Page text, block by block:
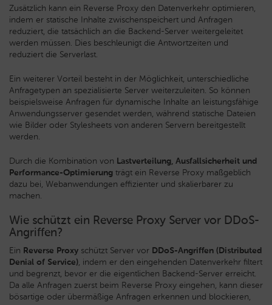
Zusätzlich kann ein Reverse Proxy den Datenverkehr optimieren,
indem er statische Inhalte zwischenspeichert und Anfragen
reduziert, die tatsächlich an die Backend-Server weitergeleitet
werden müssen. Dies beschleunigt die Antwortzeiten und
reduziert die Serverlast.
Ein weiterer Vorteil besteht in der Möglichkeit, unterschiedliche
Anfragetypen an spezialisierte Server weiterzuleiten. So können
beispielsweise Anfragen für dynamische Inhalte an leistungsfähige
Anwendungsserver gesendet werden, während statische Dateien
wie Bilder oder Stylesheets von anderen Servern bereitgestellt
werden.
Durch die Kombination von Lastverteilung, Ausfallsicherheit und
Performance-Optimierung trägt ein Reverse Proxy maßgeblich
dazu bei, Webanwendungen effizienter und skalierbarer zu
machen.
Wie schützt ein Reverse Proxy Server vor DDoS-
Angriffen?
Ein Reverse Proxy schützt Server vor DDoS-Angriffen (Distributed
Denial of Service), indem er den eingehenden Datenverkehr filtert
und begrenzt, bevor er die eigentlichen Backend-Server erreicht.
Da alle Anfragen zuerst beim Reverse Proxy eingehen, kann dieser
bösartige oder übermäßige Anfragen erkennen und blockieren,